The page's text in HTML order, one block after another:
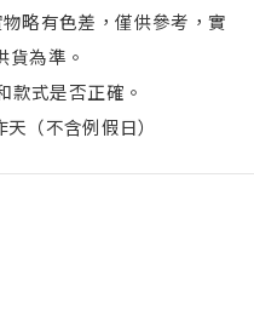
略有色差，僅供參考，實
貨為準。
款式是否正確。
（不含例假日）